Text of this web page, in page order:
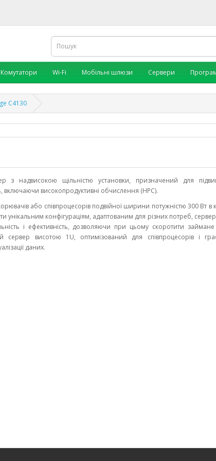
Комутатори Wi-Fi Мобільні шлюзи Сервери
C4130
з надвисокою щільністю установки, призначений для
високопродуктивні обчислення (HPC).
або співпроцесорів подвійної ширини потужністю 300 Вт в
унікальним конфігураціям, адаптованим для різних потреб, сервер
і ефективність, дозволяючи при цьому скоротити займане
висотою 1U, оптимізований для співпроцесорів і
даних.